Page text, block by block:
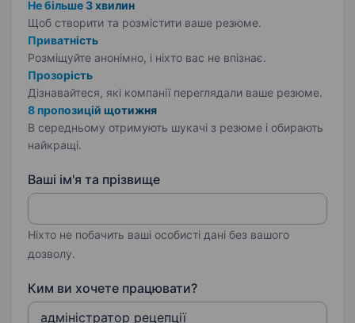
Не більше 3 хвилин
Щоб створити та розмістити ваше резюме.
Приватність
Розміщуйте анонімно, і ніхто вас не впізнає.
Прозорість
Дізнавайтеся, які компанії переглядали ваше резюме.
8 пропозицій щотижня
В середньому отримують шукачі з резюме і обирають
найкращі.
Ваші ім'я та прізвище
Ніхто не побачить ваші особисті дані без вашого
дозволу.
Ким ви хочете працювати?